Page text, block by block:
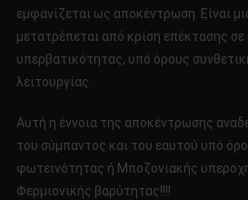
εμφανίζεται ως αποκέντρωση. Είναι
μετατρέπεται από κρίση επέκτασης σε
υπερβατικότητας, υπό όρους
λειτουργίας.
Αυτή η έννοια της αποκέντρωσης
του σύμπαντος και του εαυτού υπό
φωτεινότητας ή Μποζονιακής
Φερμιονικής βαρύτητας!!!!